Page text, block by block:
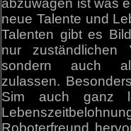
abzuwägen ist was
neue Talente und
Talenten gibt es
nur zuständlichen
sondern auch
zulassen.
Sim auch ganz
Roboterfreund